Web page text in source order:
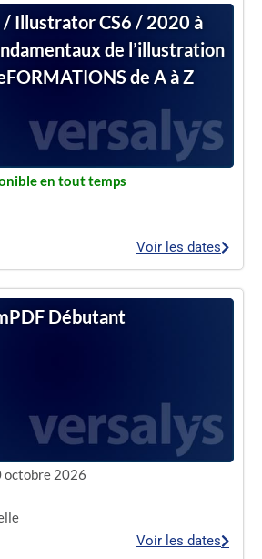
Illustrator CS6 / 2020 à
de l’illustration
de A à Z
en tout temps
Voir les dates
Débutant
octobre 2026
Voir les dates